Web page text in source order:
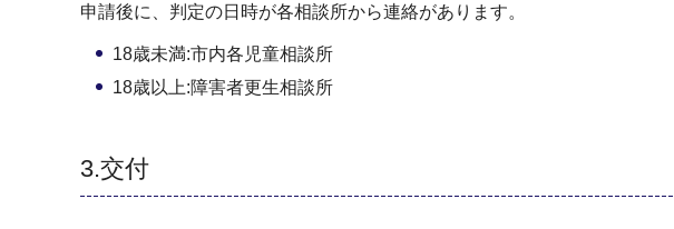
申請後に、判定の日時が各相談所から連絡があります。
18歳未満:市内各児童相談所
18歳以上:障害者更生相談所
3.交付